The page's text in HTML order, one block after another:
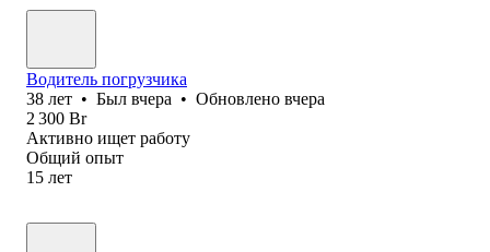
Водитель погрузчика
38 лет • Был вчера • Обновлено вчера
2 300 Br
Активно ищет работу
Общий опыт
15 лет